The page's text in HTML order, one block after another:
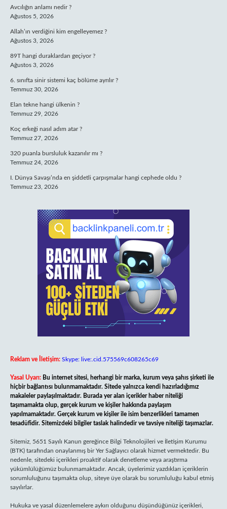
Avcılığın anlamı nedir ?
Ağustos 5, 2026
Allah’ın verdiğini kim engelleyemez ?
Ağustos 3, 2026
89T hangi duraklardan geçiyor ?
Ağustos 3, 2026
6. sınıfta sinir sistemi kaç bölüme ayrılır ?
Temmuz 30, 2026
Elan tekne hangi ülkenin ?
Temmuz 29, 2026
Koç erkeği nasıl adım atar ?
Temmuz 27, 2026
320 puanla bursluluk kazanılır mı ?
Temmuz 24, 2026
I. Dünya Savaşı’nda en şiddetli çarpışmalar hangi cephede oldu ?
Temmuz 23, 2026
Reklam ve İletişim: Skype: live:.cid.575569c608265c69
Yasal Uyarı: Bu internet sitesi, herhangi bir marka, kurum veya şahıs şirketi ile
hiçbir bağlantısı bulunmamaktadır. Sitede yalnızca kendi hazırladığımız
makaleler paylaşılmaktadır. Burada yer alan içerikler haber niteliği
taşımamakta olup, gerçek kurum ve kişiler hakkında paylaşım
yapılmamaktadır. Gerçek kurum ve kişiler ile isim benzerlikleri tamamen
tesadüfidir. Sitemizdeki bilgiler taslak halindedir ve tavsiye niteliği taşımazlar.
Sitemiz, 5651 Sayılı Kanun gereğince Bilgi Teknolojileri ve İletişim Kurumu
(BTK) tarafından onaylanmış bir Yer Sağlayıcı olarak hizmet vermektedir. Bu
nedenle, sitedeki içerikleri proaktif olarak denetleme veya araştırma
yükümlülüğümüz bulunmamaktadır. Ancak, üyelerimiz yazdıkları içeriklerin
sorumluluğunu taşımakta olup, siteye üye olarak bu sorumluluğu kabul etmiş
sayılırlar.
Hukuka ve yasal düzenlemelere aykırı olduğunu düşündüğünüz içerikleri,